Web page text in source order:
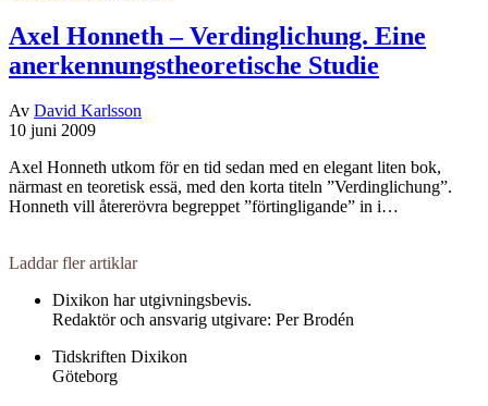
Axel Honneth – Verdinglichung. Eine
anerkennungstheoretische Studie
Av David Karlsson
10 juni 2009
Axel Honneth utkom för en tid sedan med en elegant liten bok,
närmast en teoretisk essä, med den korta titeln ”Verdinglichung”.
Honneth vill återerövra begreppet ”förtingligande” in i…
Laddar fler artiklar
Dixikon har utgivningsbevis.
Redaktör och ansvarig utgivare: Per Brodén
Tidskriften Dixikon
Göteborg